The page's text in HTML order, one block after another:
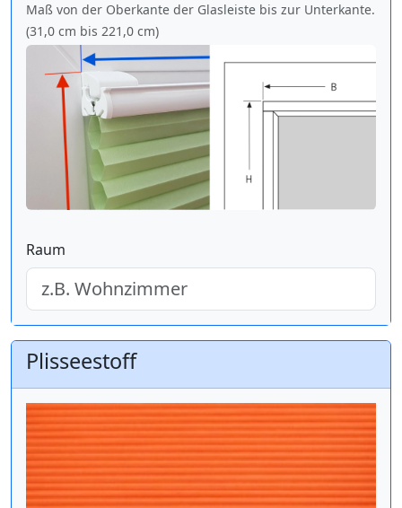
Maß von der Oberkante der Glasleiste bis zur Unterkante.
(31,0 cm bis 221,0 cm)
Raum
Plisseestoff